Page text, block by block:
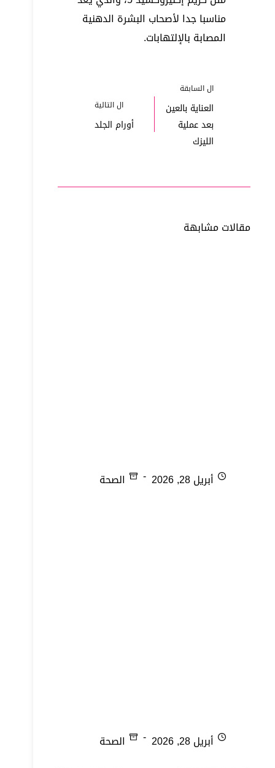
مناسبا جدا لأصحاب البشرة الدهنية
المصابة بالإلتهابات.
الالسابقة
العناية بالعين
بعد عملية
الليزك
الالتالية
أورام الجلد
مقالات مشابهة
أبريل 28, 2026
الصحة
أبريل 28, 2026
الصحة